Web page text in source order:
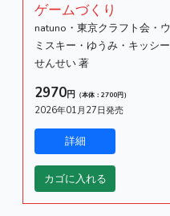
ゲームづくり
natuno・東京クラフト会・ウ
ミスキー・ゆうみ・キッシー
せんせい 著
2970円 （本体：2700円）
2026年01月27日発売